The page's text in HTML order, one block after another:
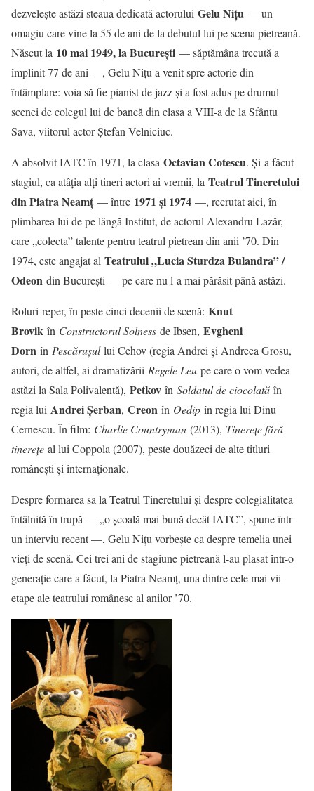
dezvelește astăzi steaua dedicată actorului Gelu Nițu — un
omagiu care vine la 55 de ani de la debutul lui pe scena pietreană.
Născut la 10 mai 1949, la București — săptămâna trecută a
împlinit 77 de ani —, Gelu Nițu a venit spre actorie din
întâmplare: voia să fie pianist de jazz și a fost adus pe drumul
scenei de colegul lui de bancă din clasa a VIII-a de la Sfântu
Sava, viitorul actor Ștefan Velniciuc.
A absolvit IATC în 1971, la clasa Octavian Cotescu. Și-a făcut
stagiul, ca atâția alți tineri actori ai vremii, la Teatrul Tineretului
din Piatra Neamț — între 1971 și 1974 —, recrutat aici, în
plimbarea lui de pe lângă Institut, de actorul Alexandru Lazăr,
care „colecta” talente pentru teatrul pietrean din anii ’70. Din
1974, este angajat al Teatrului „Lucia Sturdza Bulandra” /
Odeon din București — pe care nu l-a mai părăsit până astăzi.
Roluri-reper, în peste cinci decenii de scenă: Knut
Brovik în Constructorul Solness de Ibsen, Evgheni
Dorn în Pescărușullui Cehov (regia Andrei și Andreea Grosu,
autori, de altfel, ai dramatizării Regele Leu pe care o vom vedea
astăzi la Sala Polivalentă), Petkov în Soldatul de ciocolată în
regia lui Andrei Șerban, Creon în Oedip în regia lui Dinu
Cernescu. În film: Charlie Countryman (2013), Tinerețe fără
tinerețe al lui Coppola (2007), peste douăzeci de alte titluri
românești și internaționale.
Despre formarea sa la Teatrul Tineretului și despre colegialitatea
întâlnită în trupă — „o școală mai bună decât IATC”, spune într-
un interviu recent —, Gelu Nițu vorbește ca despre temelia unei
vieți de scenă. Cei trei ani de stagiune pietreană l-au plasat într-o
generație care a făcut, la Piatra Neamț, una dintre cele mai vii
etape ale teatrului românesc al anilor ’70.